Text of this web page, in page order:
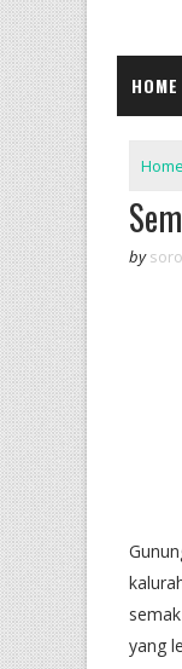
HOME
Home
by
yang